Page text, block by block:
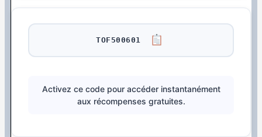
TOF500601
Activez ce code pour accéder instantanément
aux récompenses gratuites.